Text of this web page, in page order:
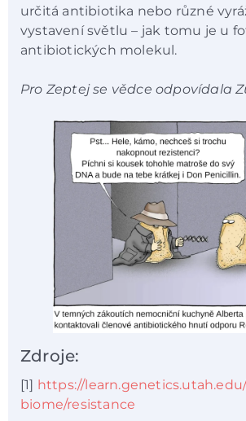
určitá antibiotika nebo různé
vystavení světlu –⁠ jak tomu je u
antibiotických molekul.
Pro Zeptej se vědce odpovídala
Zdroje:
[1] https://
biome/resistance